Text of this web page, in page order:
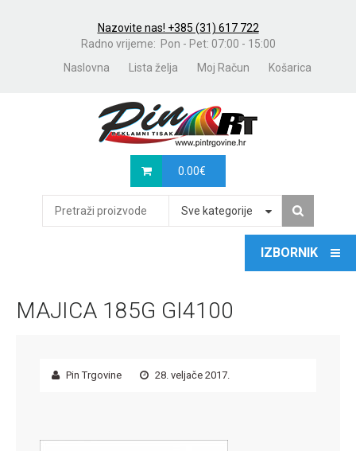
Nazovite nas! +385 (31) 617 722
Radno vrijeme: Pon - Pet: 07:00 - 15:00
Naslovna
Lista želja Moj Račun Košarica
0.00€
Sve kategorije
MAJICA 185G GI4100
Pin Trgovine 28. veljače 2017.